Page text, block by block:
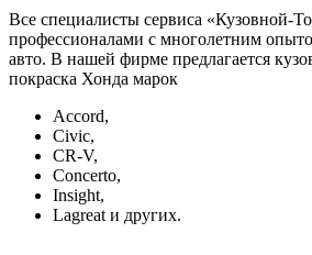
Все специалисты сервиса «Кузовной-
профессионалами с многолетним
авто. В нашей фирме предлагается
покраска Хонда марок
Accord,
Civic,
CR-V,
Concerto,
Insight,
Lagreat и других.